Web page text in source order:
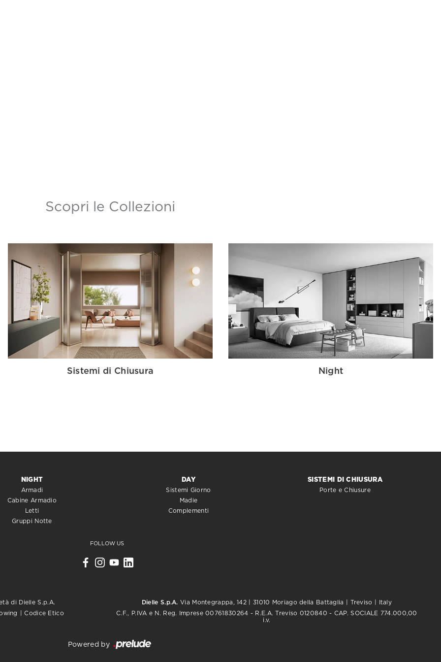
Scopri le Collezioni
Sistemi di Chiusura Night
NIGHT
Armadi
Cabine Armadio
Letti
Gruppi Notte
DAY
Sistemi Giorno
Madie
Complementi
SISTEMI DI CHIUSURA
Porte e Chiusure
FOLLOW US
di Dielle S.p.A.
|Codice Etico
Dielle S.p.A. Via Montegrappa, 142 | 31010 Moriago della Battaglia | Treviso | Italy
C.F., P.IVA e N. Reg. Imprese 00761830264 - R.E.A. Treviso 0120840 - CAP. SOCIALE 774.000,00
i.v.
Powered by